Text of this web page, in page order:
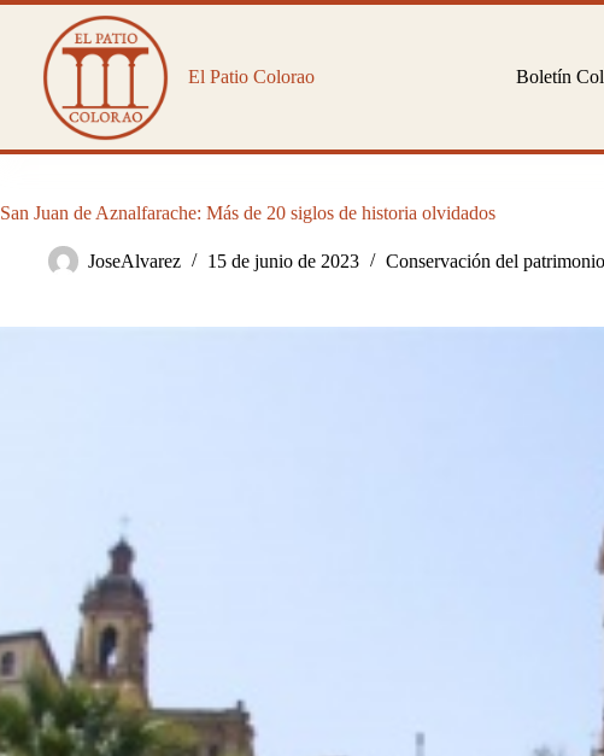
Saltar
contenido
El Patio Colorao
Boletín
San Juan de Aznalfarache: Más de 20 siglos de historia olvidados
JoseAlvarez 15 de junio de 2023 Conservación del